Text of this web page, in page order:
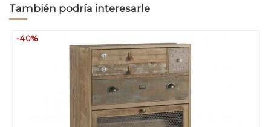
También podría interesarle
-40%